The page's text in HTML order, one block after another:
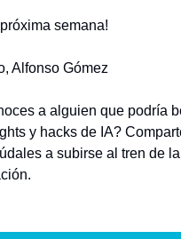
semana!
Alfonso Gómez
a alguien que podría
y hacks de IA?
a subirse al tren de